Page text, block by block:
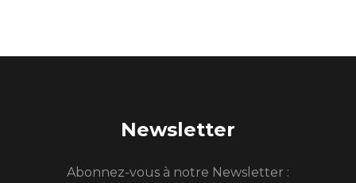
Newsletter
Abonnez-vous à notre Newsletter :